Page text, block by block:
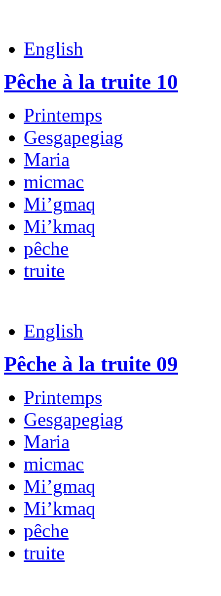
English
Pêche à la truite 10
Printemps
Gesgapegiag
Maria
micmac
Mi’gmaq
Mi’kmaq
pêche
truite
English
Pêche à la truite 09
Printemps
Gesgapegiag
Maria
micmac
Mi’gmaq
Mi’kmaq
pêche
truite